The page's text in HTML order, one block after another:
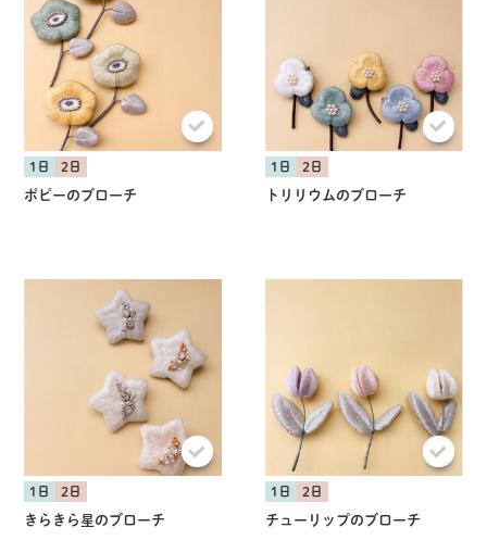
1日 2日
ポピーのブローチ
1日 2日
トリリウムのブローチ
1日 2日
きらきら星のブローチ
1日 2日
チューリップのブローチ